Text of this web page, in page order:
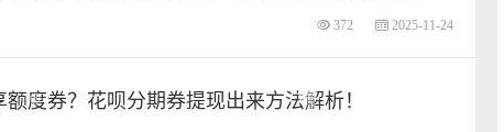
372 2025-11-24
度券？花呗分期券提现出来方法解析！